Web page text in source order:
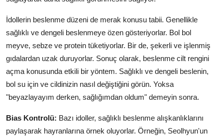
İdollerin beslenme düzeni de merak konusu tabii. Genellikle
sağlıklı ve dengeli beslenmeye özen gösteriyorlar. Bol bol
meyve, sebze ve protein tüketiyorlar. Bir de, şekerli ve işlenmiş
gıdalardan uzak duruyorlar. Sonuç olarak, beslenme cilt rengini
açma konusunda etkili bir yöntem. Sağlıklı ve dengeli beslenin,
bol su için ve cildinizin nasıl değiştiğini görün. Yoksa
"beyazlayayım derken, sağlığımdan oldum" demeyin sonra.
Bias Kontrolü: Bazı idoller, sağlıklı beslenme alışkanlıklarını
paylaşarak hayranlarına örnek oluyorlar. Örneğin, Seolhyun'un